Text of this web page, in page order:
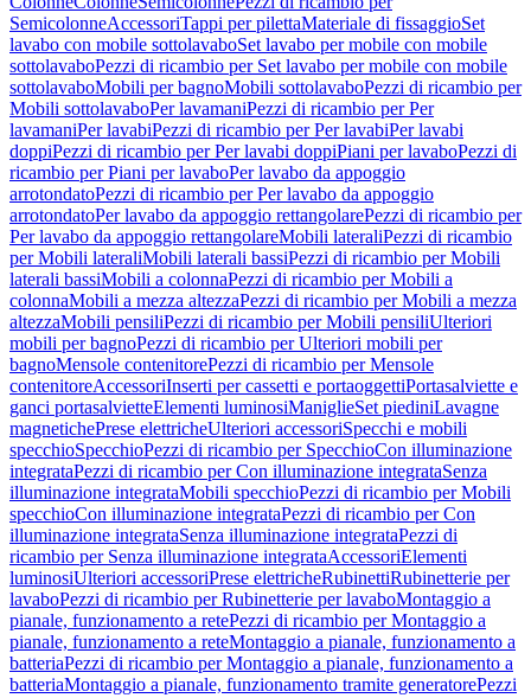
SemicolonneAccessoriTappi per pilettaMateriale di fissaggioSet
lavabo con mobile sottolavaboSet lavabo per mobile con mobile
sottolavaboPezzi di ricambio per Set lavabo per mobile con mobile
sottolavaboMobili per bagnoMobili sottolavaboPezzi di ricambio per
Mobili sottolavaboPer lavamaniPezzi di ricambio per Per
lavamaniPer lavabiPezzi di ricambio per Per lavabiPer lavabi
doppiPezzi di ricambio per Per lavabi doppiPiani per lavaboPezzi di
ricambio per Piani per lavaboPer lavabo da appoggio
arrotondatoPezzi di ricambio per Per lavabo da appoggio
arrotondatoPer lavabo da appoggio rettangolarePezzi di ricambio per
Per lavabo da appoggio rettangolareMobili lateraliPezzi di ricambio
per Mobili lateraliMobili laterali bassiPezzi di ricambio per Mobili
laterali bassiMobili a colonnaPezzi di ricambio per Mobili a
colonnaMobili a mezza altezzaPezzi di ricambio per Mobili a mezza
altezzaMobili pensiliPezzi di ricambio per Mobili pensiliUlteriori
mobili per bagnoPezzi di ricambio per Ulteriori mobili per
bagnoMensole contenitorePezzi di ricambio per Mensole
contenitoreAccessoriInserti per cassetti e portaoggettiPortasalviette e
ganci portasalvietteElementi luminosiManiglieSet piediniLavagne
magnetichePrese elettricheUlteriori accessoriSpecchi e mobili
specchioSpecchioPezzi di ricambio per SpecchioCon illuminazione
integrataPezzi di ricambio per Con illuminazione integrataSenza
illuminazione integrataMobili specchioPezzi di ricambio per Mobili
specchioCon illuminazione integrataPezzi di ricambio per Con
illuminazione integrataSenza illuminazione integrataPezzi di
ricambio per Senza illuminazione integrataAccessoriElementi
luminosiUlteriori accessoriPrese elettricheRubinettiRubinetterie per
lavaboPezzi di ricambio per Rubinetterie per lavaboMontaggio a
pianale, funzionamento a retePezzi di ricambio per Montaggio a
pianale, funzionamento a reteMontaggio a pianale, funzionamento a
batteriaPezzi di ricambio per Montaggio a pianale, funzionamento a
batteriaMontaggio a pianale, funzionamento tramite generatorePezzi